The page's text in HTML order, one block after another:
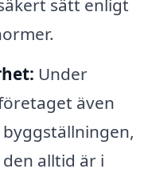
sätt enligt
Under
även
alltid är i